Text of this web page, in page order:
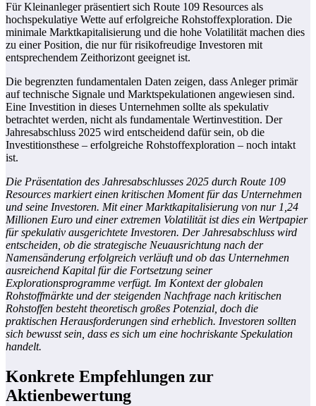
Für Kleinanleger präsentiert sich Route 109 Resources als
hochspekulatiye Wette auf erfolgreiche Rohstoffexploration. Die
minimale Marktkapitalisierung und die hohe Volatilität machen dies
zu einer Position, die nur für risikofreudige Investoren mit
entsprechendem Zeithorizont geeignet ist.
Die begrenzten fundamentalen Daten zeigen, dass Anleger primär
auf technische Signale und Marktspekulationen angewiesen sind.
Eine Investition in dieses Unternehmen sollte als spekulativ
betrachtet werden, nicht als fundamentale Wertinvestition. Der
Jahresabschluss 2025 wird entscheidend dafür sein, ob die
Investitionsthese – erfolgreiche Rohstoffexploration – noch intakt
ist.
Die Präsentation des Jahresabschlusses 2025 durch Route 109
Resources markiert einen kritischen Moment für das Unternehmen
und seine Investoren. Mit einer Marktkapitalisierung von nur 1,24
Millionen Euro und einer extremen Volatilität ist dies ein Wertpapier
für spekulativ ausgerichtete Investoren. Der Jahresabschluss wird
entscheiden, ob die strategische Neuausrichtung nach der
Namensänderung erfolgreich verläuft und ob das Unternehmen
ausreichend Kapital für die Fortsetzung seiner
Explorationsprogramme verfügt. Im Kontext der globalen
Rohstoffmärkte und der steigenden Nachfrage nach kritischen
Rohstoffen besteht theoretisch großes Potenzial, doch die
praktischen Herausforderungen sind erheblich. Investoren sollten
sich bewusst sein, dass es sich um eine hochriskante Spekulation
handelt.
Konkrete Empfehlungen zur
Aktienbewertung